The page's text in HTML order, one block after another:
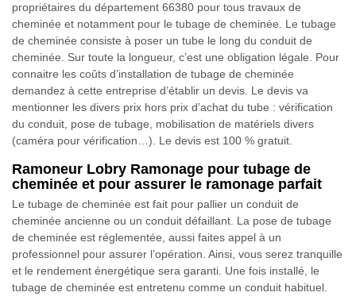
propriétaires du département 66380 pour tous travaux de
cheminée et notamment pour le tubage de cheminée. Le tubage
de cheminée consiste à poser un tube le long du conduit de
cheminée. Sur toute la longueur, c’est une obligation légale. Pour
connaitre les coûts d’installation de tubage de cheminée
demandez à cette entreprise d’établir un devis. Le devis va
mentionner les divers prix hors prix d’achat du tube : vérification
du conduit, pose de tubage, mobilisation de matériels divers
(caméra pour vérification…). Le devis est 100 % gratuit.
Ramoneur Lobry Ramonage pour tubage de
cheminée et pour assurer le ramonage parfait
Le tubage de cheminée est fait pour pallier un conduit de
cheminée ancienne ou un conduit défaillant. La pose de tubage
de cheminée est réglementée, aussi faites appel à un
professionnel pour assurer l’opération. Ainsi, vous serez tranquille
et le rendement énergétique sera garanti. Une fois installé, le
tubage de cheminée est entretenu comme un conduit habituel.